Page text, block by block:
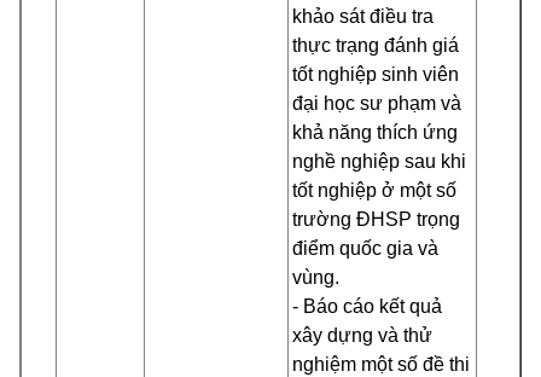
khảo sát điều tra
thực trạng đánh giá
tốt nghiệp sinh viên
đại học sư phạm và
khả năng thích ứng
nghề nghiệp sau khi
tốt nghiệp ở một số
trường ĐHSP trọng
điểm quốc gia và
vùng.
- Báo cáo kết quả
xây dựng và thử
nghiệm một số đề thi